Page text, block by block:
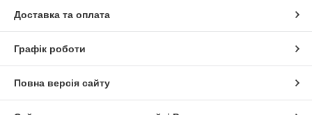
Доставка та оплата
Графік роботи
Повна версія сайту